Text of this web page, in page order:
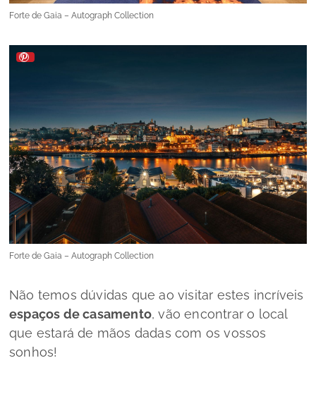
Forte de Gaia – Autograph Collection
Forte de Gaia – Autograph Collection
Não temos dúvidas que ao visitar estes incríveis
espaços de casamento, vão encontrar o local
que estará de mãos dadas com os vossos
sonhos!